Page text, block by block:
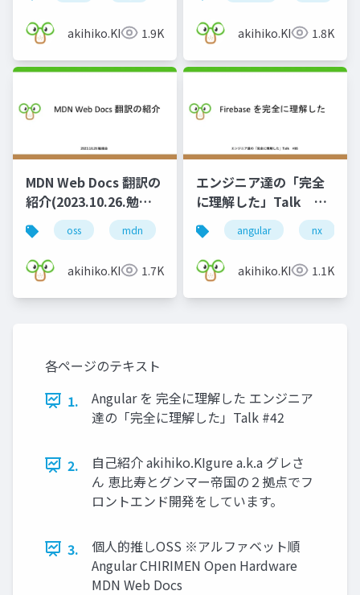
akihiko.KIgure1.9K akihiko.KIgure1.8K
MDN Web Docs 翻訳の
紹介(2023.10.26.勉強
会)
oss mdn
akihiko.KIgure1.7K
エンジニア達の「完全
に理解した」Talk
#66
angular nx
akihiko.KIgure1.1K
各ページのテキスト
1.
Angular を 完全に理解した エンジニア
達の「完全に理解した」Talk #42
2.
自己紹介 akihiko.KIgure a.k.a グレさ
ん 恵比寿とグンマー帝国の２拠点でフ
ロントエンド開発をしています。
3.
個人的推しOSS ※アルファベット順
Angular CHIRIMEN Open Hardware
MDN Web Docs